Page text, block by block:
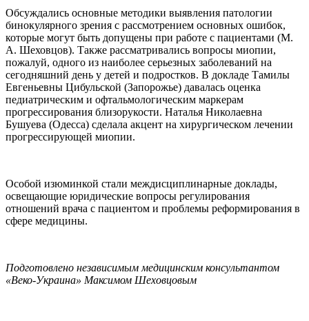
Обсуждались основные методики выявления патологии
бинокулярного зрения с рассмотрением основных ошибок,
которые могут быть допущены при работе с пациентами (М.
А. Шеховцов). Также рассматривались вопросы миопии,
пожалуй, одного из наиболее серьезных заболеваний на
сегодняшний день у детей и подростков. В докладе Тамилы
Евгеньевны Цибульской (Запорожье) давалась оценка
педиатрическим и офтальмологическим маркерам
прогрессирования близорукости. Наталья Николаевна
Бушуева (Одесса) сделала акцент на хирургическом лечении
прогрессирующей миопии.
Особой изюминкой стали междисциплинарные доклады,
освещающие юридические вопросы регулирования
отношений врача с пациентом и проблемы реформирования в
сфере медицины.
Подготовлено независимым медицинским консультантом
«Веко-Украина» Максимом Шеховцовым